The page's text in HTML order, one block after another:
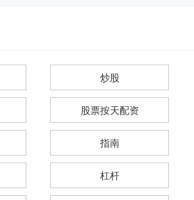
炒股
股票按天配资
指南
杠杆